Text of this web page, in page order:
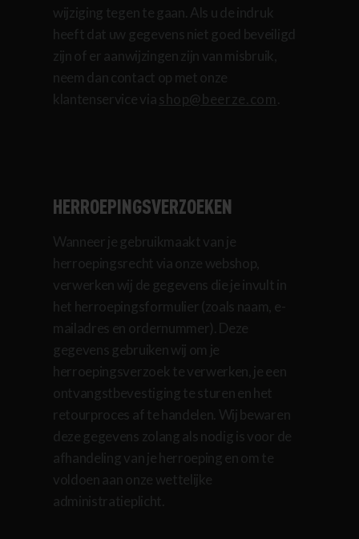
wijziging tegen te gaan. Als u de indruk
heeft dat uw gegevens niet goed beveiligd
zijn of er aanwijzingen zijn van misbruik,
neem dan contact op met onze
klantenservice viashop@beerze.com.
HERROEPINGSVERZOEKEN
Wanneer je gebruikmaakt van je
herroepingsrecht via onze webshop,
verwerken wij de gegevens die je invult in
het herroepingsformulier (zoals naam, e-
mailadres en ordernummer). Deze
gegevens gebruiken wij om je
herroepingsverzoek te verwerken, je een
ontvangstbevestiging te sturen en het
retourproces af te handelen. Wij bewaren
deze gegevens zolang als nodig is voor de
afhandeling van je herroeping en om te
voldoen aan onze wettelijke
administratieplicht.